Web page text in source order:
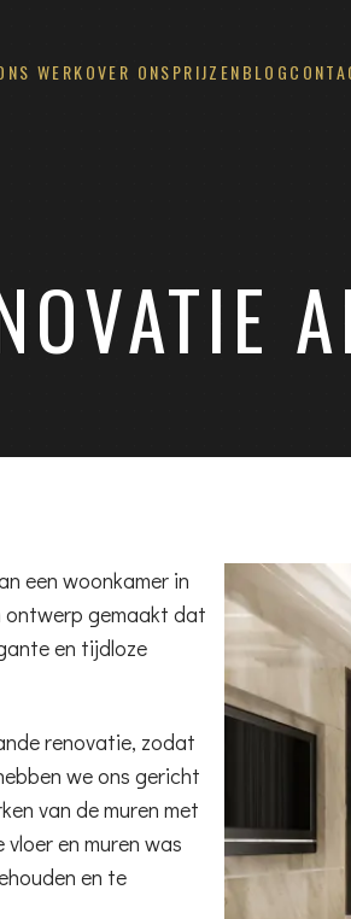
WERKOVER ONSPRIJZENBLOG
een woonkamer in
ontwerp gemaakt dat
en tijdloze
renovatie, zodat
we ons gericht
van de muren met
en muren was
en te